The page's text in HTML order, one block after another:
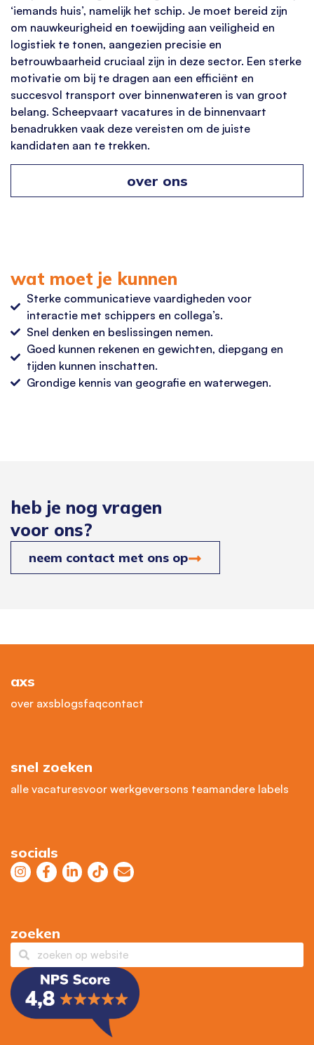
‘iemands huis’, namelijk het schip. Je moet bereid zijn
om nauwkeurigheid en toewijding aan veiligheid en
logistiek te tonen, aangezien precisie en
betrouwbaarheid cruciaal zijn in deze sector. Een sterke
motivatie om bij te dragen aan een efficiënt en
succesvol transport over binnenwateren is van groot
belang. Scheepvaart vacatures in de binnenvaart
benadrukken vaak deze vereisten om de juiste
kandidaten aan te trekken.
over ons
wat moet je kunnen
Sterke communicatieve vaardigheden voor
interactie met schippers en collega’s.
Snel denken en beslissingen nemen.
Goed kunnen rekenen en gewichten, diepgang en
tijden kunnen inschatten.
Grondige kennis van geografie en waterwegen.
heb je nog vragen
voor ons?
neem contact met ons op
axs
over axsblogsfaqcontact
snel zoeken
alle vacaturesvoor werkgeversons teamandere labels
socials
zoeken